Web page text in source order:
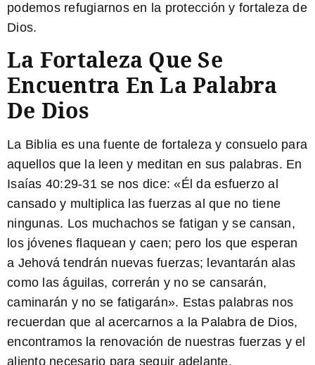
podemos refugiarnos en la protección y fortaleza de
Dios.
La Fortaleza Que Se
Encuentra En La Palabra
De Dios
La Biblia es una fuente de fortaleza y consuelo para
aquellos que la leen y meditan en sus palabras. En
Isaías 40:29-31 se nos dice: «Él da esfuerzo al
cansado y multiplica las fuerzas al que no tiene
ningunas. Los muchachos se fatigan y se cansan,
los jóvenes flaquean y caen; pero los que esperan
a Jehová tendrán nuevas fuerzas; levantarán alas
como las águilas, correrán y no se cansarán,
caminarán y no se fatigarán». Estas palabras nos
recuerdan que al acercarnos a la Palabra de Dios,
encontramos la renovación de nuestras fuerzas y el
aliento necesario para seguir adelante.